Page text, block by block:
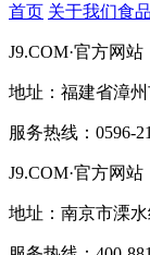
首页 关于我们食
J9.COM·官方网
地址：福建省漳
服务热线：0596-
J9.COM·官方网
地址：南京市溧